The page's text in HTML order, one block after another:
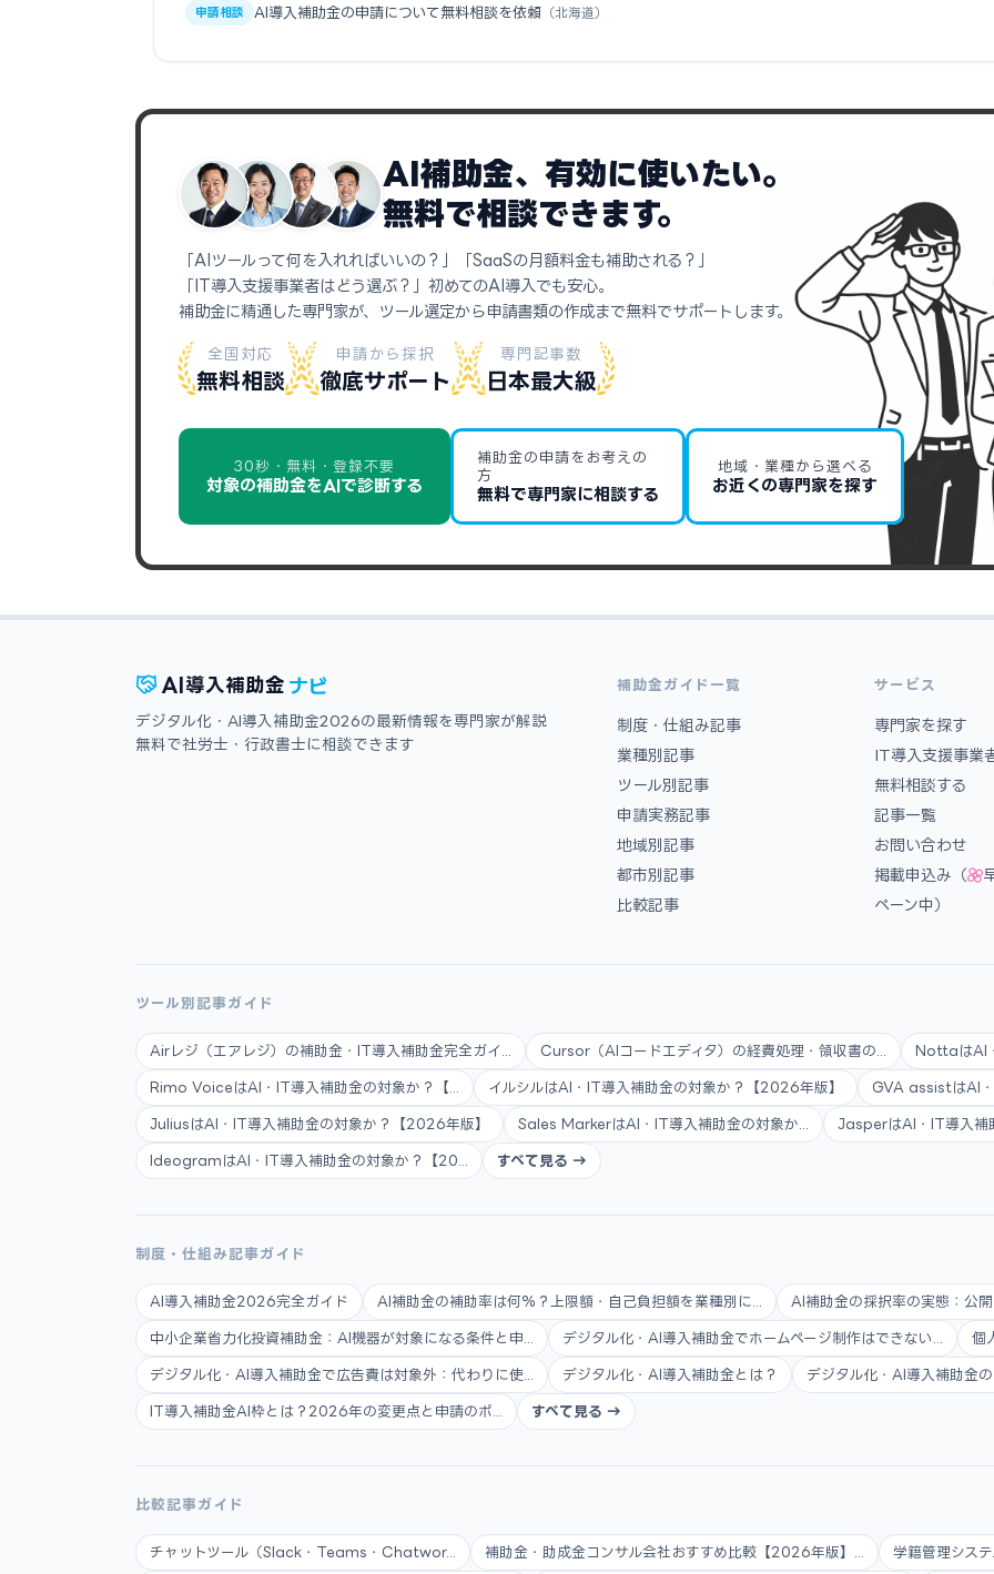
申請相談 AI導入補助金の申請について無料相談を依頼 （北海道）
AI補助金、有効に使いたい。
無料で相談できます。
「AIツールって何を入れればいいの？」「SaaSの月額料金も補助される？」
「IT導入支援事業者はどう選ぶ？」初めてのAI導入でも安心。
補助金に精通した専門家が、ツール選定から申請書類の作成まで無料でサポートします。
全国対応
無料相談
申請から採択
徹底サポート
専門記事数
日本最大級
30秒・無料・登録不要
対象の補助金をAIで診断する
補助金の申請をお考えの
方
無料で専門家に相談する
地域・業種から選べる
お近くの専門家を探す
AI 導入補助金 ナビ
デジタル化・AI導入補助金2026の最新情報を専門家が解説
無料で社労士・行政書士に相談できます
補助金ガイド一覧
制度・仕組み記事
業種別記事
ツール別記事
申請実務記事
地域別記事
都市別記事
比較記事
サービス
専門家を探す
IT導入支援事業
無料相談する
記事一覧
お問い合わせ
掲載申込み（
ペーン中）
ツール別記事ガイド
Airレジ（エアレジ）の補助金・IT導入補助金完全ガイ... Cursor（AIコードエディタ）の経費処理・領収書の... NottaはAI
Rimo VoiceはAI・IT導入補助金の対象か？【... イルシルはAI・IT導入補助金の対象か？【2026年版】 GVA assistはAI
JuliusはAI・IT導入補助金の対象か？【2026年版】 Sales MarkerはAI・IT導入補助金の対象か... JasperはAI・IT導入補
IdeogramはAI・IT導入補助金の対象か？【20... すべて見る →
制度・仕組み記事ガイド
AI導入補助金2026完全ガイド AI補助金の補助率は何%？上限額・自己負担額を業種別に... AI補助金の採択率の実態：公
中小企業省力化投資補助金：AI機器が対象になる条件と申... デジタル化・AI導入補助金でホームページ制作はできない... 個
デジタル化・AI導入補助金で広告費は対象外：代わりに使... デジタル化・AI導入補助金とは？ デジタル化・AI導入補助金
IT導入補助金AI枠とは？2026年の変更点と申請のポ... すべて見る →
比較記事ガイド
チャットツール（Slack・Teams・Chatwor... 補助金・助成金コンサル会社おすすめ比較【2026年版】... 学籍管理シス